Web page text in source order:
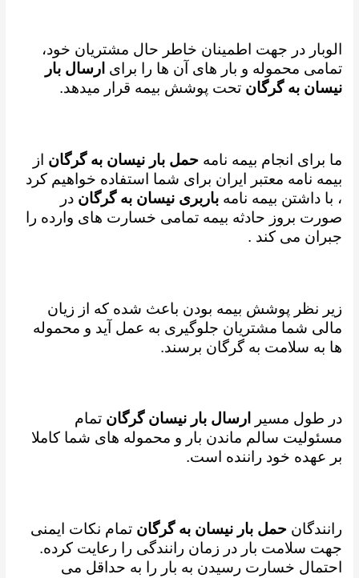
الوبار در جهت اطمینان خاطر حال مشتریان خود،
تمامی محموله و بار های آن ها را برای ارسال بار
نیسان به گرگان تحت پوشش بیمه قرار میدهد.
ما برای انجام بیمه نامهحمل بار نیسان به گرگان از
بیمه نامه معتبر ایران برای شما استفاده خواهیم کرد
، با داشتن بیمه نامه باربری نیسان به گرگان در
صورت بروز حادثه بیمه تمامی خسارت های وارده را
جبران می کند .
زیر نظر پوشش بیمه بودن باعث شده که از زیان
مالی شما مشتریان جلوگیری به عمل آید و محموله
ها به سلامت به گرگان برسند.
در طول مسیر ارسال بار نیسان گرگان تمام
مسئولیت سالم ماندن بار و محموله های شما کاملا
بر عهده خود راننده است.
رانندگان حمل بار نیسان به گرگان تمام نکات ایمنی
جهت سلامت بار در زمان رانندگی را رعایت کرده.
احتمال خسارت رسیدن به بار را به حداقل می